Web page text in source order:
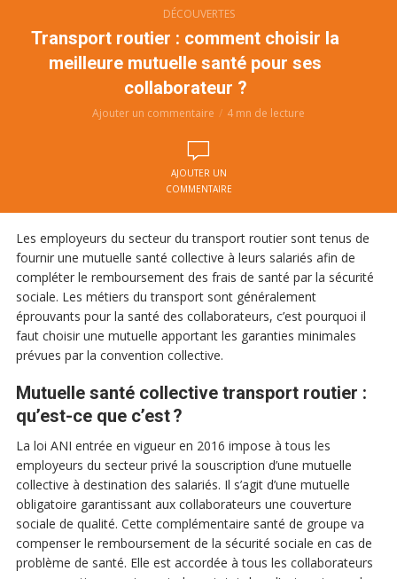
DÉCOUVERTES
Transport routier : comment choisir la
meilleure mutuelle santé pour ses
collaborateur ?
Ajouter un commentaire 4 mn de lecture
AJOUTER UN
COMMENTAIRE
Les employeurs du secteur du transport routier sont tenus de
fournir une mutuelle santé collective à leurs salariés afin de
compléter le remboursement des frais de santé par la sécurité
sociale. Les métiers du transport sont généralement
éprouvants pour la santé des collaborateurs, c’est pourquoi il
faut choisir une mutuelle apportant les garanties minimales
prévues par la convention collective.
Mutuelle santé collective transport routier :
qu’est-ce que c’est ?
La loi ANI entrée en vigueur en 2016 impose à tous les
employeurs du secteur privé la souscription d’une mutuelle
collective à destination des salariés. Il s’agit d’une mutuelle
obligatoire garantissant aux collaborateurs une couverture
sociale de qualité. Cette complémentaire santé de groupe va
compenser le remboursement de la sécurité sociale en cas de
problème de santé. Elle est accordée à tous les collaborateurs